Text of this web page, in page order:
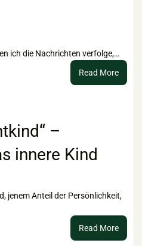
ich die Nachrichten verfolge,…
Read More:
Vom
–
innere Kind
jenem Anteil der Persönlichkeit,
Read More: